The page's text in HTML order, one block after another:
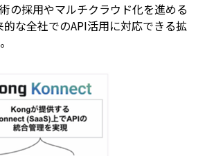
の採用やマルチクラウド化を進める
な全社でのAPI活用に対応できる拡